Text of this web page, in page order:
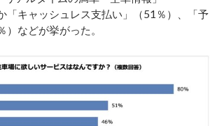
「キャッシュレス支払い」（51％）、「予
などが挙がった。